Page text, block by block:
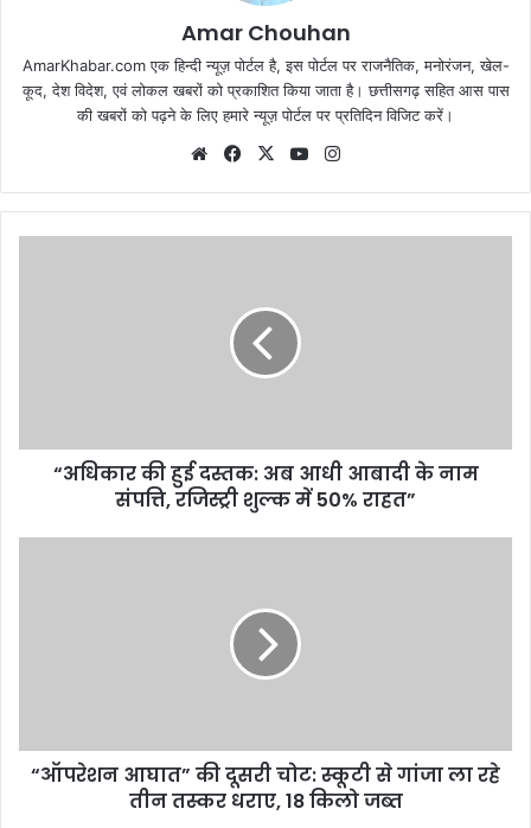
Amar Chouhan
AmarKhabar.com एक हिन्दी न्यूज़ पोर्टल है, इस पोर्टल पर राजनैतिक, मनोरंजन, खेल-
कूद, देश विदेश, एवं लोकल खबरों को प्रकाशित किया जाता है। छत्तीसगढ़ सहित आस पास
की खबरों को पढ़ने के लिए हमारे न्यूज़ पोर्टल पर प्रतिदिन विजिट करें।
WebsiteFacebook
X YouTube
“अधिकार की हुई दस्तक: अब आधी आबादी के नाम
संपत्ति, रजिस्ट्री शुल्क में 50% राहत”
“ऑपरेशन आघात” की दूसरी चोट: स्कूटी से गांजा ला रहे
तीन तस्कर धराए, 18 किलो जब्त